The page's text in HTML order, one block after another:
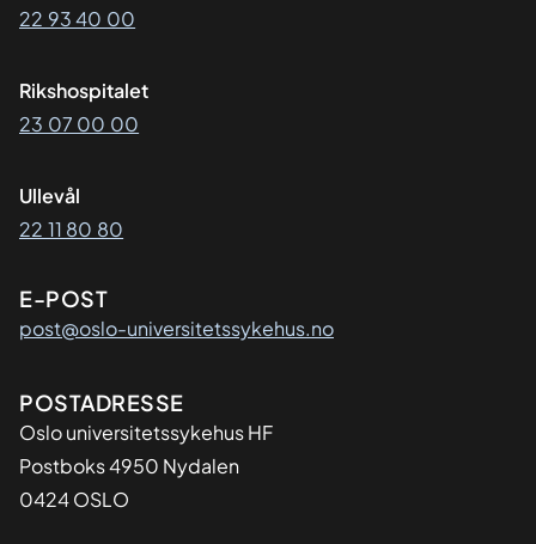
22 93 40 00
Rikshospitalet
23 07 00 00
Ullevål
22 11 80 80
E-POST
post@oslo-universitetssykehus.no
Adresse
POSTADRESSE
Oslo universitetssykehus HF
Postboks 4950 Nydalen
0424 OSLO